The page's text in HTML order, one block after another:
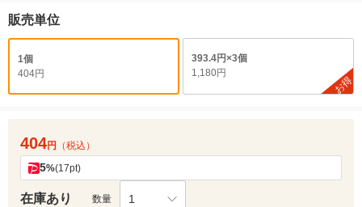
販売単位
1個
404円
393.4円×3個
1,180円
お得
404円 （税込）
5%(17pt)
在庫あり 数量 1